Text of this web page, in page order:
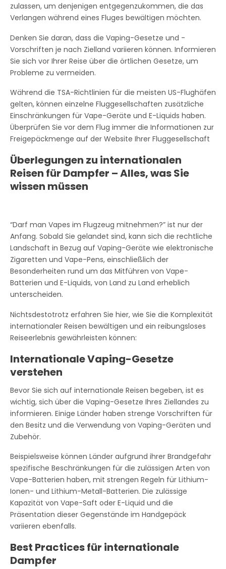
zulassen, um denjenigen entgegenzukommen, die das
Verlangen während eines Fluges bewältigen möchten.
Denken Sie daran, dass die Vaping-Gesetze und -
Vorschriften je nach Zielland variieren können. Informieren
Sie sich vor Ihrer Reise über die örtlichen Gesetze, um
Probleme zu vermeiden.
Während die TSA-Richtlinien für die meisten US-Flughäfen
gelten, können einzelne Fluggesellschaften zusätzliche
Einschränkungen für Vape-Geräte und E-Liquids haben.
Überprüfen Sie vor dem Flug immer die Informationen zur
Freigepäckmenge auf der Website Ihrer Fluggesellschaft
Überlegungen zu internationalen
Reisen für Dampfer – Alles, was Sie
wissen müssen
“Darf man Vapes im Flugzeug mitnehmen?” ist nur der
Anfang. Sobald Sie gelandet sind, kann sich die rechtliche
Landschaft in Bezug auf Vaping-Geräte wie elektronische
Zigaretten und Vape-Pens, einschließlich der
Besonderheiten rund um das Mitführen von Vape-
Batterien und E-Liquids, von Land zu Land erheblich
unterscheiden.
Nichtsdestotrotz erfahren Sie hier, wie Sie die Komplexität
internationaler Reisen bewältigen und ein reibungsloses
Reiseerlebnis gewährleisten können:
Internationale Vaping-Gesetze
verstehen
Bevor Sie sich auf internationale Reisen begeben, ist es
wichtig, sich über die Vaping-Gesetze Ihres Ziellandes zu
informieren. Einige Länder haben strenge Vorschriften für
den Besitz und die Verwendung von Vaping-Geräten und
Zubehör.
Beispielsweise können Länder aufgrund ihrer Brandgefahr
spezifische Beschränkungen für die zulässigen Arten von
Vape-Batterien haben, mit strengen Regeln für Lithium-
Ionen- und Lithium-Metall-Batterien. Die zulässige
Kapazität von Vape-Saft oder E-Liquid und die
Präsentation dieser Gegenstände im Handgepäck
variieren ebenfalls.
Best Practices für internationale
Dampfer